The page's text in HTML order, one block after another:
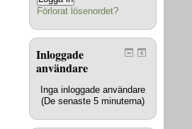
Förlorat lösenordet?
Inloggade
användare
Inga inloggade användare
(De senaste 5 minuterna)